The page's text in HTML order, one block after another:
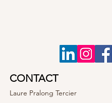
CONTACT
Laure Pralong Tercier